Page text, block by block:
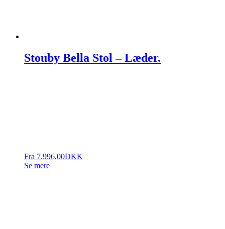
Stouby Bella Stol – Læder.
Fra 7.996,00DKK
Se mere